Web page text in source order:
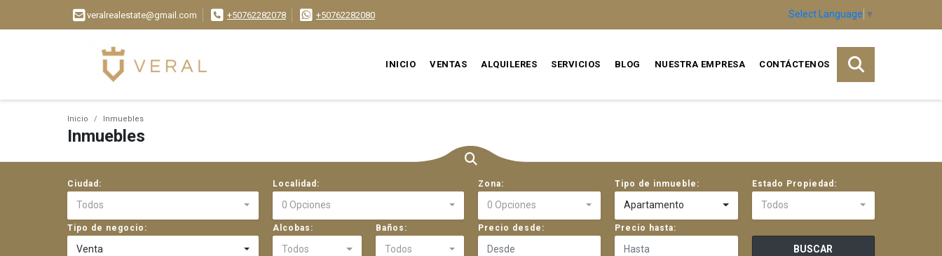
veralrealestate@gmail.com +50762282078 +50762282080 Select Language ▼
INICIO VENTAS ALQUILERES SERVICIOS BLOG NUESTRA EMPRESA CONTÁCTENOS
Inicio Inmuebles
Inmuebles
Ciudad:
Todos
Localidad:
0 Opciones
Zona:
0 Opciones
Tipo de inmueble:
Apartamento
Estado Propiedad:
Todos
Tipo de negocio:
Venta
Alcobas:
Todos
Baños:
Todos
Precio desde: Precio hasta:
BUSCAR